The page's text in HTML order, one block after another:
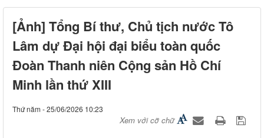
[Ảnh] Tổng Bí thư, Chủ tịch nước Tô
Lâm dự Đại hội đại biểu toàn quốc
Đoàn Thanh niên Cộng sản Hồ Chí
Minh lần thứ XIII
Thứ năm - 25/06/2026 10:23
Xem với cỡ chữ